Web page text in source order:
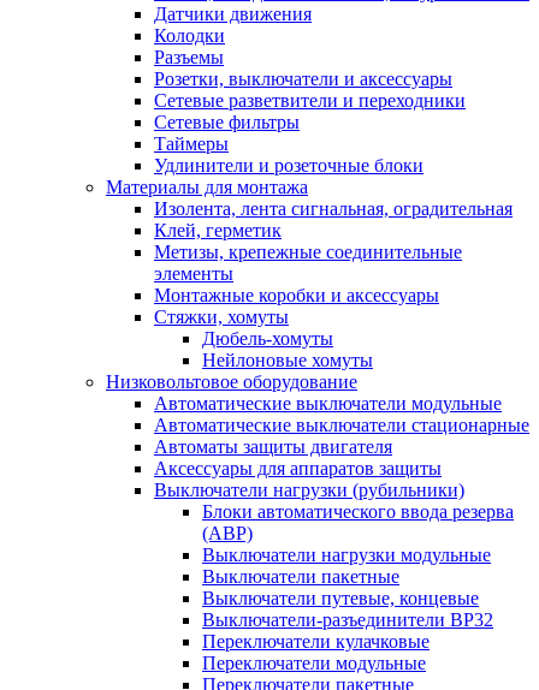
Датчики движения
Колодки
Разъемы
Розетки, выключатели и аксессуары
Сетевые разветвители и переходники
Сетевые фильтры
Таймеры
Удлинители и розеточные блоки
Материалы для монтажа
Изолента, лента сигнальная, оградительная
Клей, герметик
Метизы, крепежные соединительные
элементы
Монтажные коробки и аксессуары
Стяжки, хомуты
Дюбель-хомуты
Нейлоновые хомуты
Низковольтовое оборудование
Автоматические выключатели модульные
Автоматические выключатели стационарные
Автоматы защиты двигателя
Аксессуары для аппаратов защиты
Выключатели нагрузки (рубильники)
Блоки автоматического ввода резерва
(АВР)
Выключатели нагрузки модульные
Выключатели пакетные
Выключатели путевые, концевые
Выключатели-разъединители ВР32
Переключатели кулачковые
Переключатели модульные
Переключатели пакетные